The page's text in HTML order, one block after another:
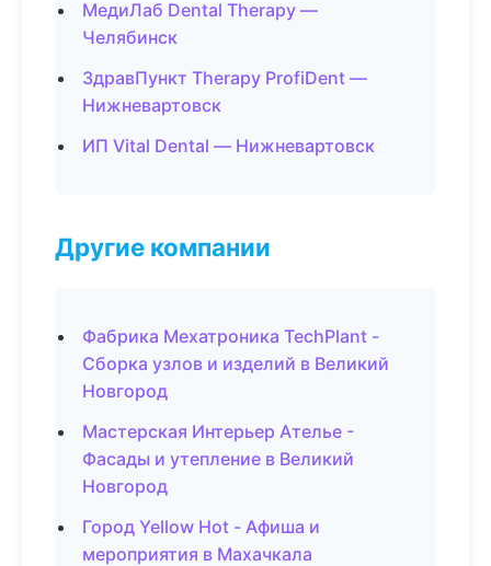
МедиЛаб Dental Therapy —
Челябинск
ЗдравПункт Therapy ProfiDent —
Нижневартовск
ИП Vital Dental — Нижневартовск
Другие компании
Фабрика Мехатроника TechPlant -
Сборка узлов и изделий в Великий
Новгород
Мастерская Интерьер Ателье -
Фасады и утепление в Великий
Новгород
Город Yellow Hot - Афиша и
мероприятия в Махачкала